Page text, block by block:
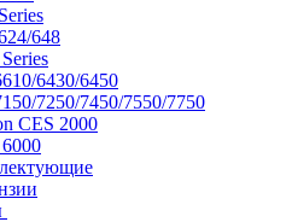
648
6430/6450
7250/7450/7550/7750
CES 2000